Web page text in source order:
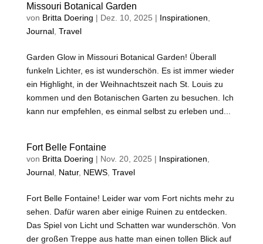
Missouri Botanical Garden
von Britta Doering | Dez. 10, 2025 | Inspirationen
Journal, Travel
Garden Glow in Missouri Botanical Garden! Überall
funkeln Lichter, es ist wunderschön. Es ist immer wieder
ein Highlight, in der Weihnachtszeit nach St. Louis zu
kommen und den Botanischen Garten zu besuchen. Ich
kann nur empfehlen, es einmal selbst zu erleben und...
Fort Belle Fontaine
von Britta Doering | Nov. 20, 2025 | Inspirationen
Journal, Natur, NEWS, Travel
Fort Belle Fontaine! Leider war vom Fort nichts mehr zu
sehen. Dafür waren aber einige Ruinen zu entdecken.
Das Spiel von Licht und Schatten war wunderschön. Von
der großen Treppe aus hatte man einen tollen Blick auf